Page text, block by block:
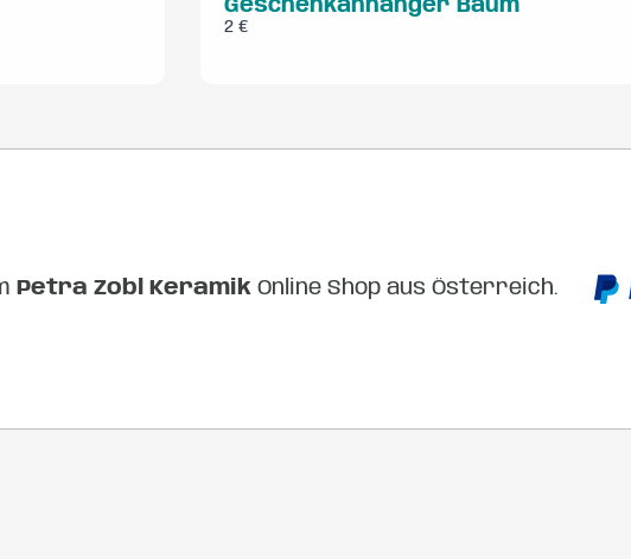
Geschenkanhänger Baum
2 €
Petra Zobl Keramik Online Shop aus Österreich.
Thanks for your review!